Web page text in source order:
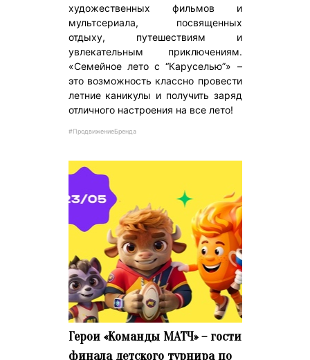
художественных фильмов и
мультсериала, посвященных
отдыху, путешествиям и
увлекательным приключениям.
«Семейное лето с “Каруселью”» –
это возможность классно провести
летние каникулы и получить заряд
отличного настроения на все лето!
#ПродвижениеБренда
Герои «Команды МАТЧ» – гости
финала детского турнира по